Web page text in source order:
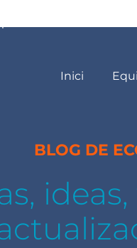
Inici
BLOG DE